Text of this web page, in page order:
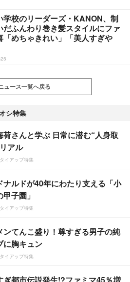
学校のリーダーズ・KANON、制
だふんわり巻き髪スタイルにファ
「めちゃきれい」「美人すぎ
ュース一覧へ戻る
シ特集
荷さんと学ぶ 日常に潜む“人身取
アル
イアップ特集
ナルドが40年にわたり支える「小
子園」
イアップ特集
ンてんこ盛り！尊すぎる男子の純
に胸キュン
イアップ特集
ぎ都市伝説発生!?ファミマ45％増